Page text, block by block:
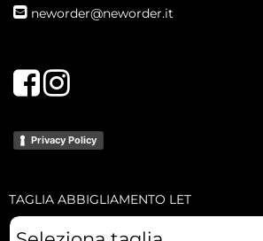
TAGLIA ABBIGLIAMENTO LET
neworder@neworder.it
FacebookInstagram
Privacy Policy